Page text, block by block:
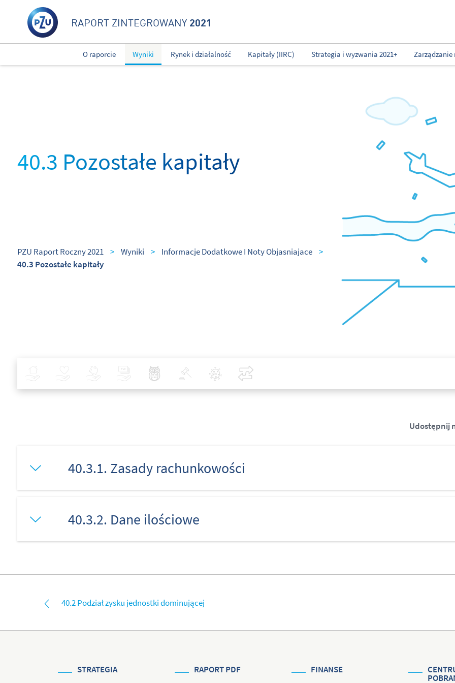
RAPORT ZINTEGROWANY 2021
O raporcie Wyniki Rynek i działalność Kapitały (IIRC) Strategia i wyzwania 2021+ Zarządzanie
40.3 Pozostałe kapitały
PZU Raport Roczny 2021 > Wyniki > Informacje Dodatkowe I Noty Objasniajace
>
40.3 Pozostałe kapitały
Udostępnij
Zdrowie Inwestycje Bankowość Najlepsze Praktyki
Polityka Covid-19
40.3.1. Zasady rachunkowości
40.3.2. Dane ilościowe
40.2 Podział zysku jednostki dominującej
STRATEGIA RAPORT PDF FINANSE